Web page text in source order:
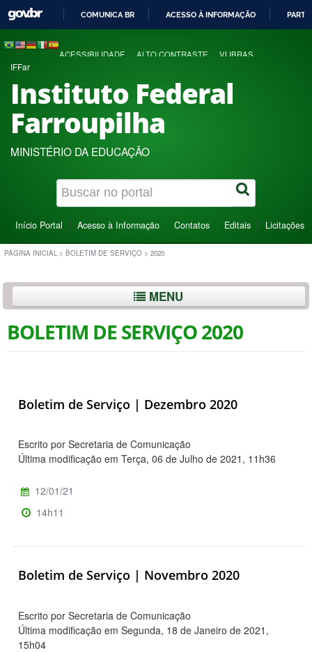
COMUNICA BR ACESSO À INFORMAÇÃO
ACESSIBILIDADE ALTO CONTRASTE VLIBRAS
IFFar
Instituto Federal
Farroupilha
MINISTÉRIO DA EDUCAÇÃO
Início Portal Acesso à Informação Contatos Editais Licitações
PÁGINA INICIAL > BOLETIM DE SERVIÇO > 2020
MENU
BOLETIM DE SERVIÇO 2020
Boletim de Serviço | Dezembro 2020
Escrito por Secretaria de Comunicação
Última modificação em Terça, 06 de Julho de 2021, 11h36
12/01/21
14h11
Boletim de Serviço | Novembro 2020
Escrito por Secretaria de Comunicação
Última modificação em Segunda, 18 de Janeiro de 2021,
15h04